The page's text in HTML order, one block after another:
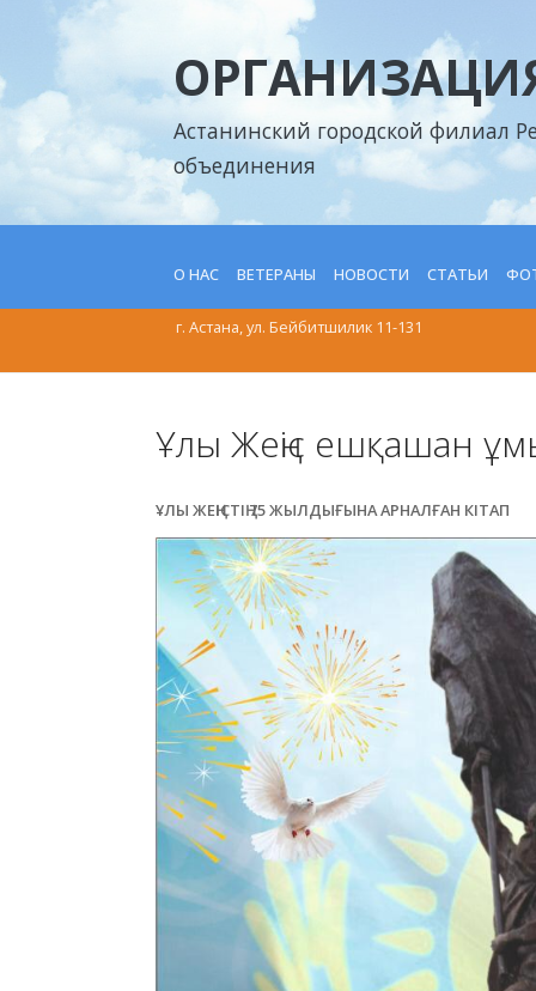
Астанинский городской филиал
объединения
О НАС ВЕТЕРАНЫ НОВОСТИ СТАТЬИ
г. Астана, ул. Бейбитшилик 11-131
Ұлы Жеңіс ешқашан
ҰЛЫ ЖЕҢІСТІҢ 75 ЖЫЛДЫҒЫНА АРНАЛҒАН КІТАП